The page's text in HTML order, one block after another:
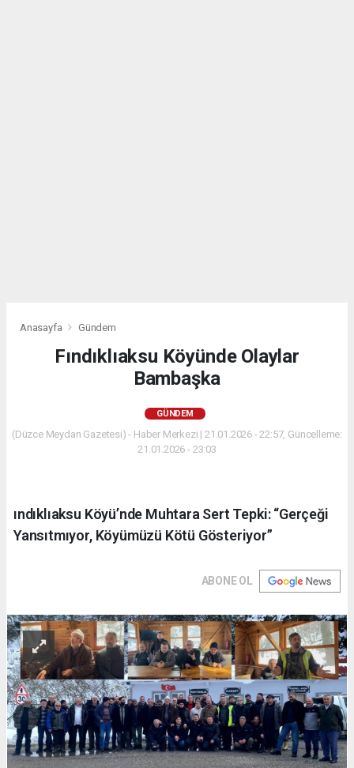
Anasayfa Gündem
Fındıklıaksu Köyünde Olaylar
Bambaşka
GÜNDEM
(Düzce Meydan Gazetesi) - Haber Merkezi | 21.01.2026 - 22:57, Güncelleme:
21.01.2026 - 23:03
ındıklıaksu Köyü’nde Muhtara Sert Tepki: “Gerçeği
Yansıtmıyor, Köyümüzü Kötü Gösteriyor”
ABONE OL